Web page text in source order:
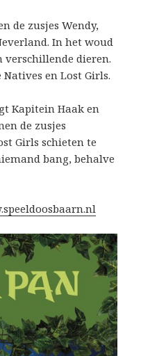
de zusjes Wendy,
In het woud
verschillende dieren.
en Lost Girls.
Kapitein Haak en
de zusjes
Girls schieten te
bang, behalve